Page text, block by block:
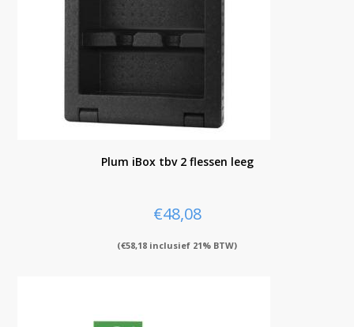
Plum iBox tbv 2 flessen leeg
€48,08
(€58,18 inclusief 21% BTW)